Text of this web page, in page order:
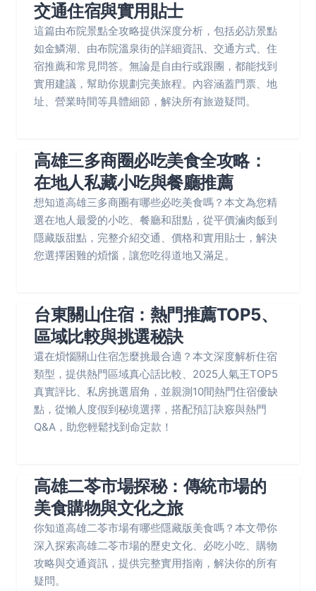
交通住宿與實用貼士
這篇由布院景點全攻略提供深度分析，包括必訪景點
如金鱗湖、由布院溫泉街的詳細資訊、交通方式、住
宿推薦和常見問答。無論是自由行或跟團，都能找到
實用建議，幫助你規劃完美旅程。內容涵蓋門票、地
址、營業時間等具體細節，解決所有旅遊疑問。
高雄三多商圈必吃美食全攻略：
在地人私藏小吃與餐廳推薦
想知道高雄三多商圈有哪些必吃美食嗎？本文為您精
選在地人最愛的小吃、餐廳和甜點，從平價滷肉飯到
隱藏版甜點，完整介紹交通、價格和實用貼士，解決
您選擇困難的煩惱，讓您吃得道地又滿足。
台東關山住宿：熱門推薦TOP5、
區域比較與挑選秘訣
還在煩惱關山住宿怎麼挑最合適？本文深度解析住宿
類型，提供熱門區域真心話比較、2025人氣王TOP5
真實評比、私房挑選眉角，並親測10間熱門住宿優缺
點，從懶人度假到秘境選擇，搭配預訂訣竅與熱門
Q&A，助您輕鬆找到命定款！
高雄二苓市場探秘：傳統市場的
美食購物與文化之旅
你知道高雄二苓市場有哪些隱藏版美食嗎？本文帶你
深入探索高雄二苓市場的歷史文化、必吃小吃、購物
攻略與交通資訊，提供完整實用指南，解決你的所有
疑問。